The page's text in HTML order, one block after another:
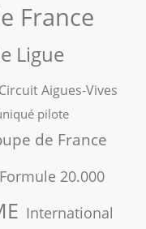
France
Ligue
Circuit Aigues-Vives
pilote
de France
Formule 20.000
International